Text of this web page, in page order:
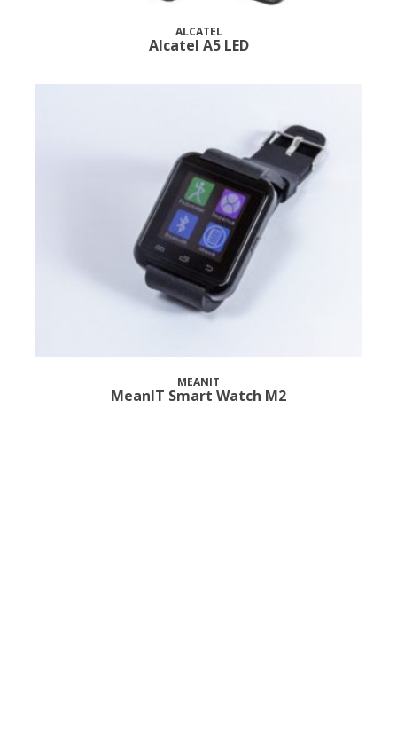
ALCATEL
Alcatel A5 LED
MEANIT
MeanIT Smart Watch M2